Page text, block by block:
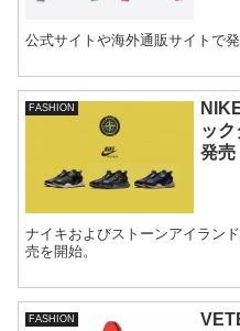
公式サイトや海外通販サイトで発
FASHION
ッ
発売
ナイキおよびストーンアイラン
売を開始。
FASHION